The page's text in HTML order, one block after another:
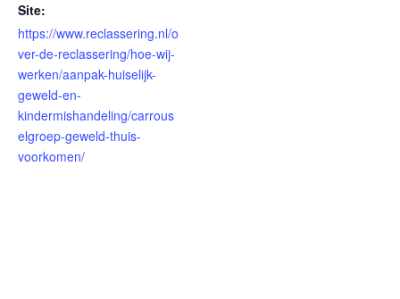
Site:
https://www.reclassering.nl/o
ver-de-reclassering/hoe-wij-
werken/aanpak-huiselijk-
geweld-en-
kindermishandeling/carrous
elgroep-geweld-thuis-
voorkomen/